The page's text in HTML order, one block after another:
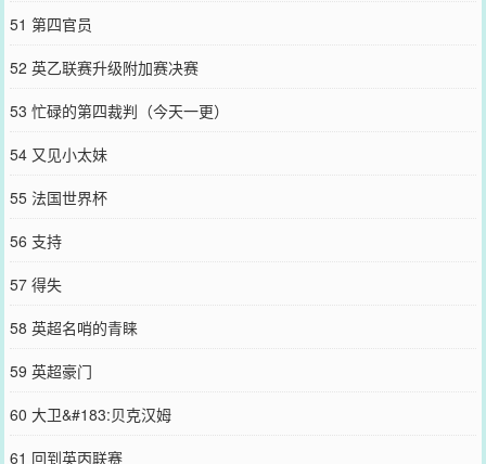
51 第四官员
52 英乙联赛升级附加赛决赛
53 忙碌的第四裁判（今天一更）
54 又见小太妹
55 法国世界杯
56 支持
57 得失
58 英超名哨的青睐
59 英超豪门
60 大卫&#183:贝克汉姆
61 回到英丙联赛